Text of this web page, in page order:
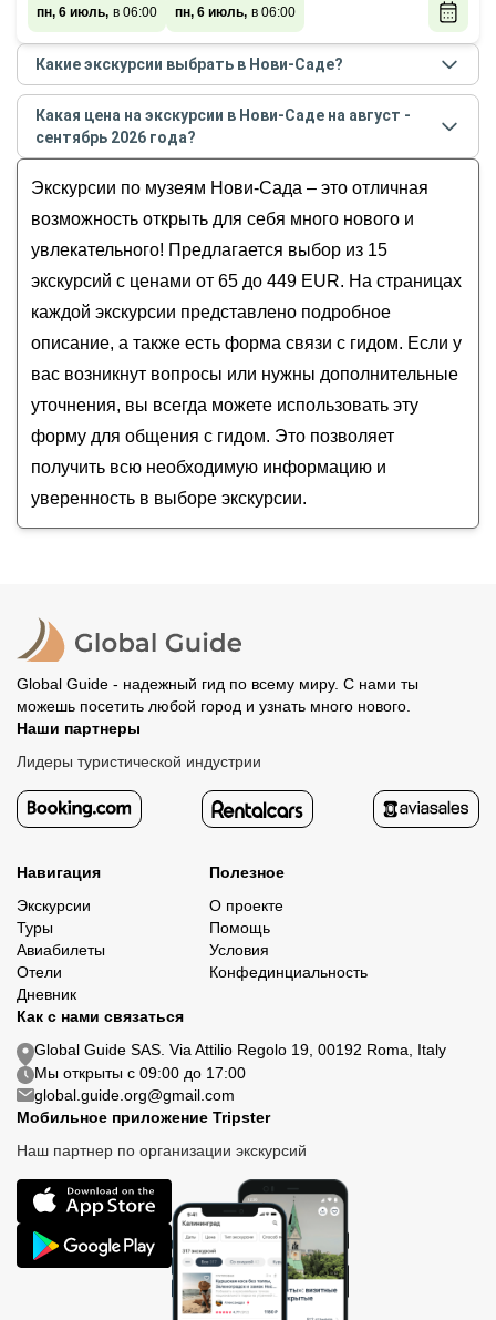
пн, 6 июль, в 06:00 пн, 6 июль, в 06:00
Какие экскурсии выбрать в Нови-Саде?
Самые популярные экскурсиив Нови-Садев
августе - сентябре 2026года:
Нескучный Нови-Сад
Влюбиться в Нови-Сад за 4 часа!
Катакомбы Петроварадинской крепости (из
Знакомьтесь, Нови-Сад!
Туристический и скрытый Нови-Сад
Какая цена на экскурсии в Нови-Саде на август -
сентябрь 2026 года?
сентябрь 2026года от 65до 449 EUR
Экскурсии по музеям Нови-Сада – это отличная
возможность открыть для себя много нового и
увлекательного! Предлагается выбор из 15
экскурсий с ценами от 65 до 449 EUR. На страницах
каждой экскурсии представлено подробное
описание, а также есть форма связи с гидом. Если у
вас возникнут вопросы или нужны дополнительные
уточнения, вы всегда можете использовать эту
форму для общения с гидом. Это позволяет
получить всю необходимую информацию и
уверенность в выборе экскурсии.
Global Guide - надежный гид по всему миру. С нами ты
можешь посетить любой город и узнать много нового.
Наши партнеры
Лидеры туристической индустрии
Навигация
Экскурсии
Туры
Авиабилеты
Отели
Дневник
Полезное
О проекте
Помощь
Условия
Конфединциальность
Как с нами связаться
Global Guide SAS. Via Attilio Regolo 19, 00192 Roma, Italy
Мы открыты с 09:00 до 17:00
global.guide.org@gmail.com
Мобильное приложение Tripster
Наш партнер по организации экскурсий